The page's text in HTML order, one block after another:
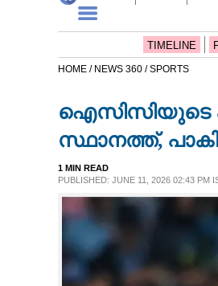
NEWS 360
CASE DIARY
TIMELINE
HOME / NEWS 360 /SPORTS
ഐസിസിയുടെ
സ്ഥാനത്ത്,
1 MIN READ
PUBLISHED: JUNE 11, 2026 02:43 PM